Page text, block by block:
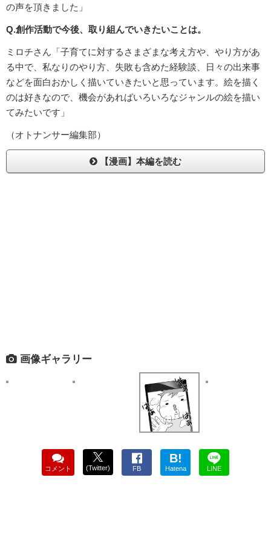
の声を頂きました」
Q.創作活動で今後、取り組んでいきたいことは。
ミロチさん「子育てに対するさまざまな考え方や、やり方があ
る中で、私なりのやり方、失敗も含めた経験談、日々の出来事
などを面白おかしく描いていきたいと思っています。絵を描く
のは好きなので、機会があればいろいろなジャンルの絵を描い
てみたいです」
（オトナンサー編集部）
【漫画】本編を読む
画像ギャラリー
コメント (Twitter) FB
B!
Hatena LINE